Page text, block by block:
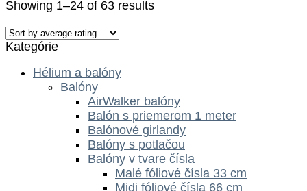
Showing 1–24 of 63 results
Kategórie
Hélium a balóny
Balóny
AirWalker balóny
Balón s priemerom 1 meter
Balónové girlandy
Balóny s potlačou
Balóny v tvare čísla
Malé fóliové čísla 33 cm
Midi fóliové čísla 66 cm